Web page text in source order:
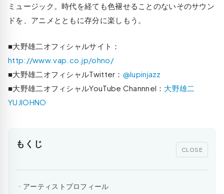
ミュージック。時代を経ても色褪せることのないそのサウン
ドを、アニメとともに存分に楽しもう。
■大野雄二オフィシャルサイト：
http://www.vap.co.jp/ohno/
■大野雄二オフィシャルTwitter： @lupinjazz
■大野雄二オフィシャルYouTube Channnel： 大野雄二
YUJIOHNO
もくじ
CLOSE
アーティストプロフィール